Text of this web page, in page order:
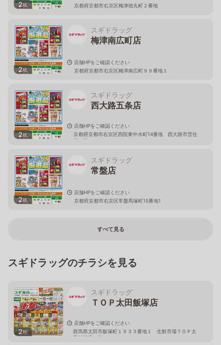
2枚 京都府京都市右京区梅津徳丸町２番地
2枚
スギドラッグ
梅津南広町店
店舗HPをご確認ください
京都府京都市右京区梅津南広町９９番地１
2枚
スギドラッグ
西大路五条店
店舗HPをご確認ください
京都府京都市右京区西院東中水町14番地 西大路市営住
宅１階
2枚
スギドラッグ
常盤店
店舗HPをご確認ください
京都府京都市右京区常盤馬塚町15番地1
すべて見る
スギドラッグのチラシを見る
2枚
スギドラッグ
ＴＯＰ太田飯塚店
店舗HPをご確認ください
群馬県太田市飯塚町１９３３番地１ 生鮮市場ＴＯＰ太
田飯塚店１階